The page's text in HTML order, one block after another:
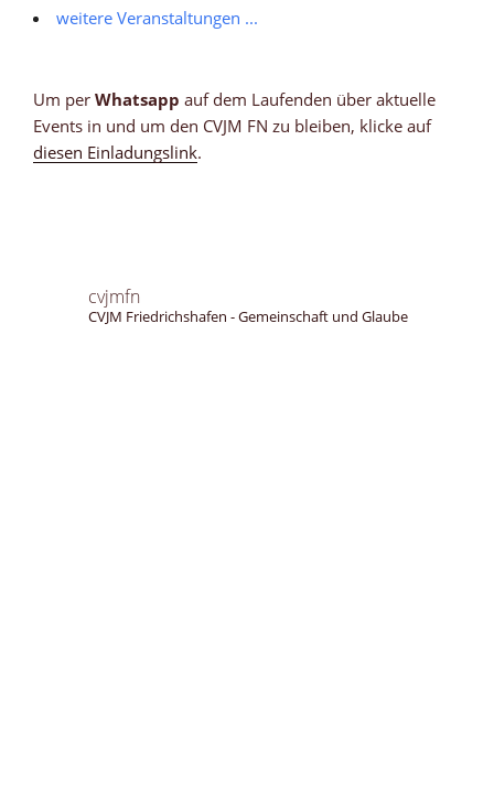
weitere Veranstaltungen ...
Um per Whatsapp auf dem Laufenden über aktuelle
Events in und um den CVJM FN zu bleiben, klicke auf
diesen Einladungslink.
cvjmfn
CVJM Friedrichshafen - Gemeinschaft und Glaube